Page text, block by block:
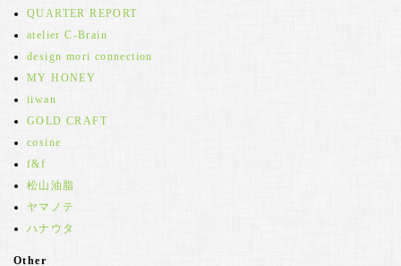
QUARTER REPORT
atelier C-Brain
design mori connection
MY HONEY
iiwan
GOLD CRAFT
cosine
f&f
松山油脂
ヤマノテ
ハナウタ
Other